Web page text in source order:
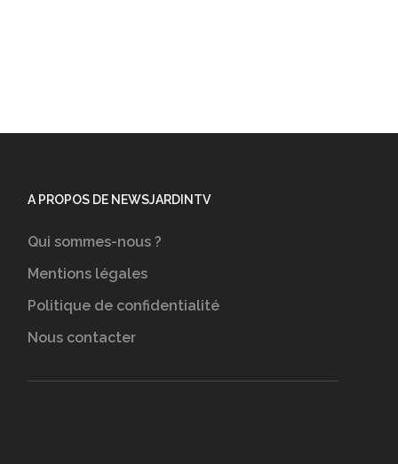
A PROPOS DE NEWSJARDINTV
Qui sommes-nous ?
Mentions légales
Politique de confidentialité
Nous contacter